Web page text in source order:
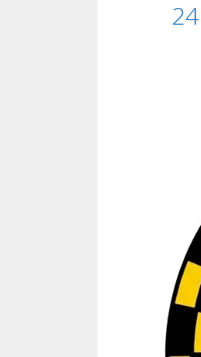
شلون أحجز تاكسي الكويت بسهولة؟ تاكسي الكويت 24